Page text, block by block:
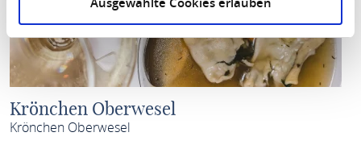
Krönchen Oberwesel
Krönchen Oberwesel